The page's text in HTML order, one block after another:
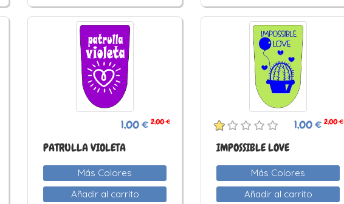
1,00 € 2,00 €
PATRULLA VIOLETA
Más Colores
Añadir al carrito
1,00 € 2,00 €
IMPOSSIBLE LOVE
Más Colores
Añadir al carrito